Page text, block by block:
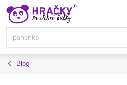
Přejít
obsah
Blog